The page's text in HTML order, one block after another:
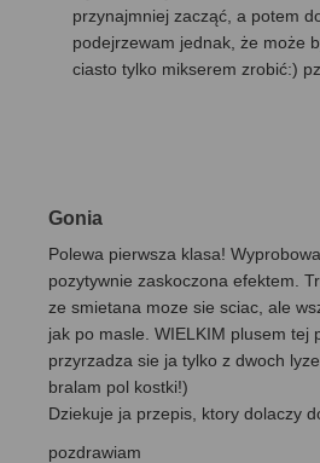
przynajmniej zacząć, a potem
podejrzewam jednak, że może
ciasto tylko mikserem zrobić:)
Gonia
Polewa pierwsza klasa!
pozytywnie zaskoczona efektem.
ze smietana moze sie sciac, ale
jak po masle. WIELKIM plusem tej
przyrzadza sie ja tylko z dwoch
bralam pol kostki!)
Dziekuje ja przepis, ktory dolaczy
pozdrawiam